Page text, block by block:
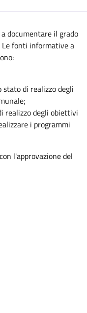
documentare il grado
fonti informative a
di realizzo degli
realizzo degli obiettivi
i programmi
l'approvazione del